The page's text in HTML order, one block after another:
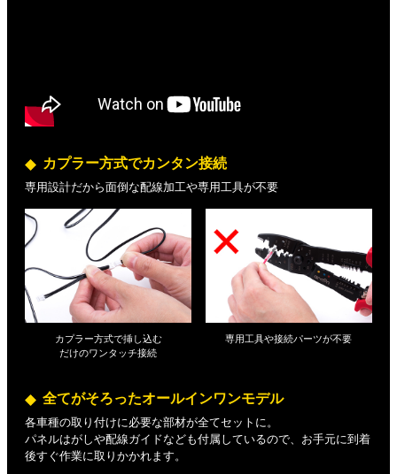
カプラー方式でカンタン接続
専用設計だから面倒な配線加工や専用工具が不要
カプラー方式で挿し込む
だけのワンタッチ接続
専用工具や接続パーツが不要
全てがそろったオールインワンモデル
各車種の取り付けに必要な部材が全てセットに。
パネルはがしや配線ガイドなども付属しているので、お手元に到着
後すぐ作業に取りかかれます。